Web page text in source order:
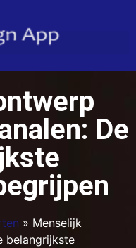
De
» Menselijk
belangrijkste